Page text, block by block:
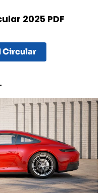
2025 PDF
Circular